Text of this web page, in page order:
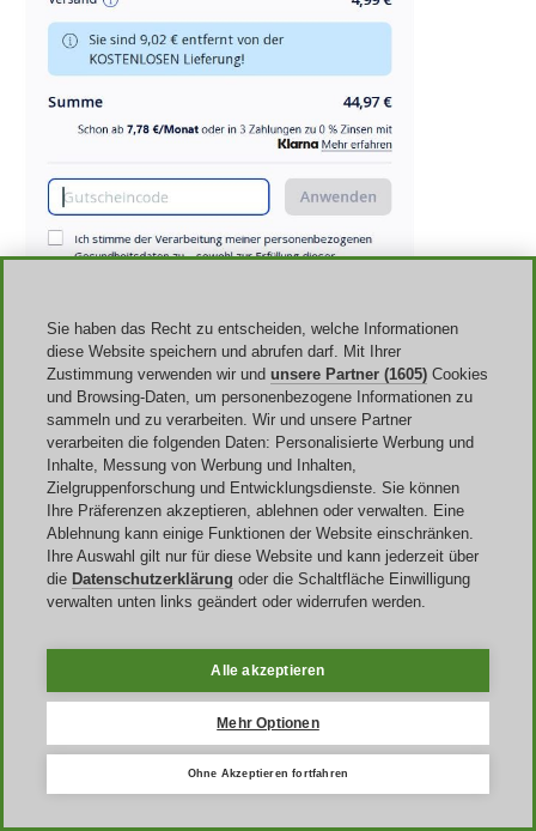
Wo findet man weitere Lensbest Rabatte?
Falls Sie bereits einenLensbest Rabatt Codeim Anschlag haben,
dann sind Sie bereit zum Shoppen. Wenn Sie aber noch auf der
Suche sind, dann gibt es eine ganze Reihe von Möglichkeiten, um
einen Rabattcode zu finden. Sehen Sie sich zum Beispiel auf der
Website einmal den AbschnittSalesan. Hier finden Sie
, die mit einem Gutscheincode noch günstiger werden.
Danach sollten Sie sich außerdem für den
So haben Sie immer Zugang zu den neuesten Angeboten und
können sich regelmäßig über interessante Neuigkeiten zum
Unternehmen freuen. Sind Sie ein Fan von
werfen Sie einmal einen Blick auf die Kanäle.
Sie haben das Recht zu entscheiden, welche Informationen
diese Website speichern und abrufen darf. Mit Ihrer
Zustimmung verwenden wir und unsere Partner (1605) Cookies
und Browsing-Daten, um personenbezogene Informationen zu
sammeln und zu verarbeiten. Wir und unsere Partner
verarbeiten die folgenden Daten: Personalisierte Werbung und
Inhalte, Messung von Werbung und Inhalten,
Zielgruppenforschung und Entwicklungsdienste. Sie können
Ihre Präferenzen akzeptieren, ablehnen oder verwalten. Eine
Ablehnung kann einige Funktionen der Website einschränken.
Ihre Auswahl gilt nur für diese Website und kann jederzeit über
die Datenschutzerklärung oder die Schaltfläche Einwilligung
verwalten unten links geändert oder widerrufen werden.
Alle akzeptieren
Mehr Optionen
Ohne Akzeptieren fortfahren